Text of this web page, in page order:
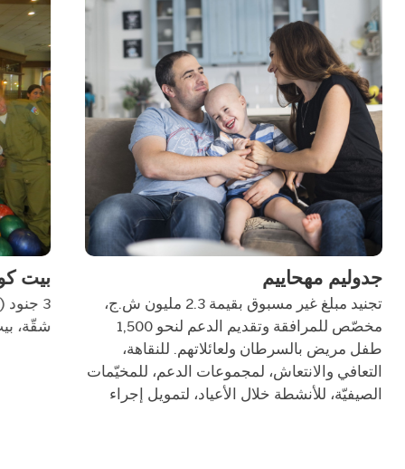
بيت كوبي
3 جنود (يحيئيل، روبي ورؤوفين) حصلوا على
شقّة، بيت دافئ ووجبات لمدّة سنة كاملة
75 طفلًا عديمي القدرات في إسرائيل